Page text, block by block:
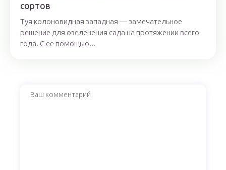
сортов
Туя колоновидная западная — замечательное
решение для озеленения сада на протяжении всего
года. С ее помощью...